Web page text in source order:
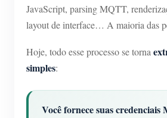
Medidor virtual
Sistema de previsão e
Aplicações
Monitor de consumo de
Recursos
JavaScript, parsing MQTT,
layout de interface… A maioria das
Hoje, todo esse processo se torna
simples:
Você fornece suas credenciais